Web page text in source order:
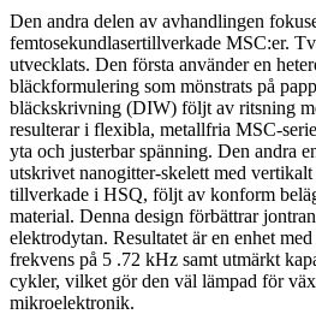
Den andra delen av avhandlingen
femtosekundlasertillverkade MSC:er.
utvecklats. Den första använder en
bläckformulering som mönstrats på
bläckskrivning (DIW) följt av ritsning
resulterar i flexibla, metallfria MSC-
yta och justerbar spänning. Den andra
utskrivet nanogitter-skelett med
tillverkade i HSQ, följt av konform
material. Denna design förbättrar
elektrodytan. Resultatet är en enhet
frekvens på 5 .72 kHz samt utmärkt
cykler, vilket gör den väl lämpad för
mikroelektronik.